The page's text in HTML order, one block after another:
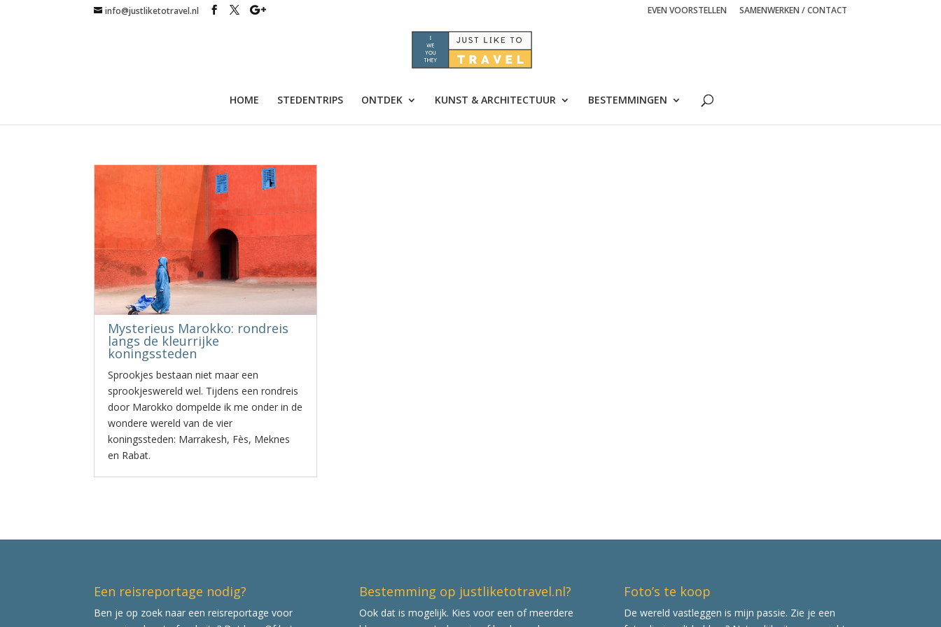
info@justliketotravel.nl EVEN VOORSTELLEN SAMENWERKEN / CONTACT
HOME STEDENTRIPS ONTDEK KUNST & ARCHITECTUUR BESTEMMINGEN
Mysterieus Marokko: rondreis
langs de kleurrijke
koningssteden
Sprookjes bestaan niet maar een
sprookjeswereld wel. Tijdens een rondreis
door Marokko dompelde ik me onder in de
wondere wereld van de vier
koningssteden: Marrakesh, Fès, Meknes
en Rabat.
Een reisreportage nodig?
Ben je op zoek naar een reisreportage voor
Bestemming op justliketotravel.nl?
Ook dat is mogelijk. Kies voor een of meerdere
Foto’s te koop
De wereld vastleggen is mijn passie. Zie je een